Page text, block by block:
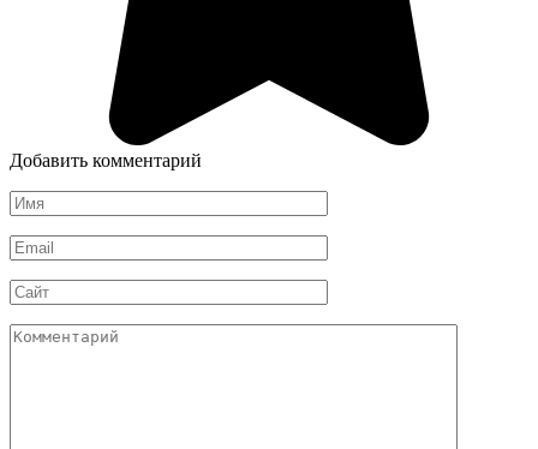
Добавить комментарий
Имя
*
Email
*
Сайт
Комментарий